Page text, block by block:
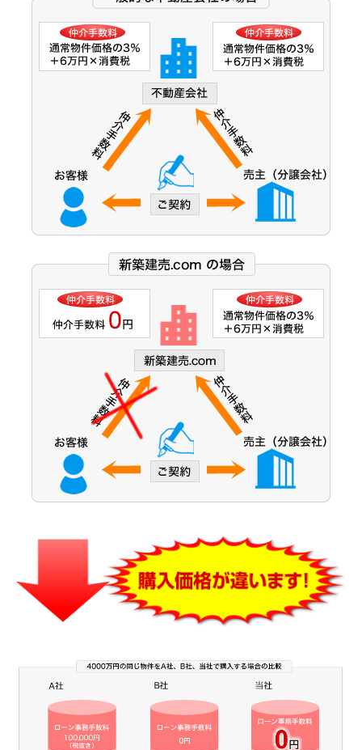
北大阪急行電鉄
能勢電鉄
大阪市営谷町線
大阪市営中央線
大阪モノレール線
大阪モノレール彩都線
大阪市営今里筋線